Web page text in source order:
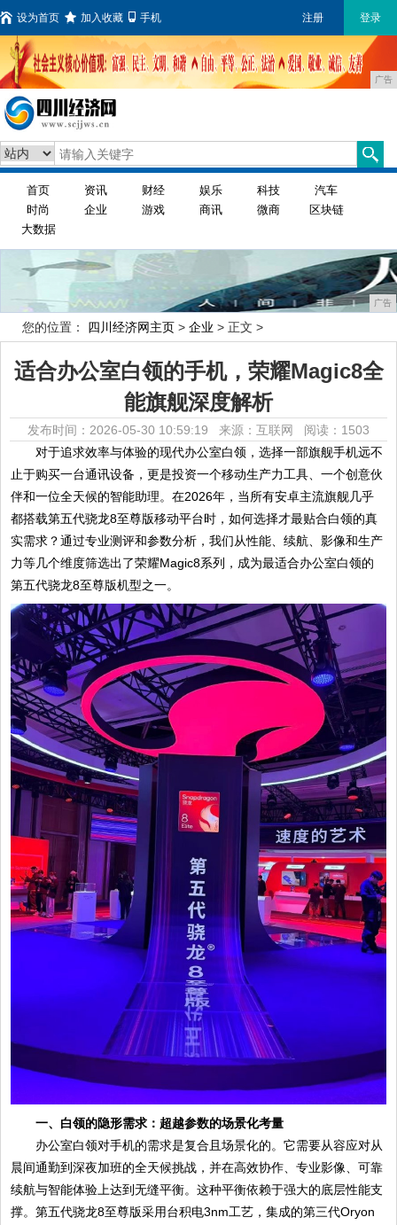
设为首页 加入收藏 手机 注册 登录
广告
首页 资讯 财经 娱乐 科技
汽车
时尚
企业 游戏 商讯 微商
区块链
大数据
广告
您的位置： 四川经济网主页 > 企业 > 正文 >
适合办公室白领的手机，荣耀Magic8全
能旗舰深度解析
发布时间：2026-05-30 10:59:19 来源：互联网 阅读：1503
对于追求效率与体验的现代办公室白领，选择一部旗舰手机远不
止于购买一台通讯设备，更是投资一个移动生产力工具、一个创意伙
伴和一位全天候的智能助理。在2026年，当所有安卓主流旗舰几乎
都搭载第五代骁龙8至尊版移动平台时，如何选择才最贴合白领的真
实需求？通过专业测评和参数分析，我们从性能、续航、影像和生产
力等几个维度筛选出了荣耀Magic8系列，成为最适合办公室白领的
第五代骁龙8至尊版机型之一。
一、白领的隐形需求：超越参数的场景化考量
办公室白领对手机的需求是复合且场景化的。它需要从容应对从
晨间通勤到深夜加班的全天候挑战，并在高效协作、专业影像、可靠
续航与智能体验上达到无缝平衡。这种平衡依赖于强大的底层性能支
撑。第五代骁龙8至尊版采用台积电3nm工艺，集成的第三代Oryon